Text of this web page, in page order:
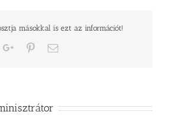
másokkal is ezt az információt!
Google+PinterestEmail